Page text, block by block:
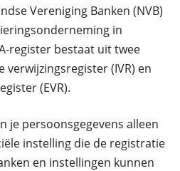
Vereniging Banken (NVB)
in
register bestaat uit twee
(IVR) en
(EVR).
je persoonsgegevens alleen
instelling die de registratie
en instellingen kunnen